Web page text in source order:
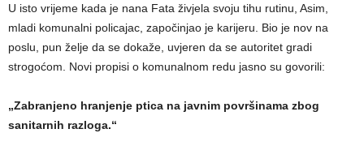
U isto vrijeme kada je nana Fata živjela svoju tihu rutinu, Asim,
mladi komunalni policajac, započinjao je karijeru. Bio je nov na
poslu, pun želje da se dokaže, uvjeren da se autoritet gradi
strogoćom. Novi propisi o komunalnom redu jasno su govorili:
„Zabranjeno hranjenje ptica na javnim površinama zbog
sanitarnih razloga.“